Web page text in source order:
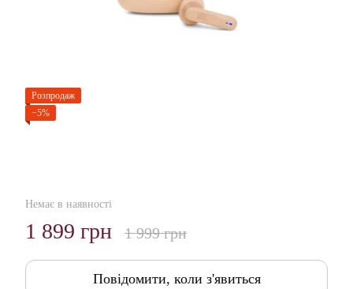
Розпродаж
−5%
Немає в наявності
1 899 грн 1 999 грн
Повідомити, коли з'явиться